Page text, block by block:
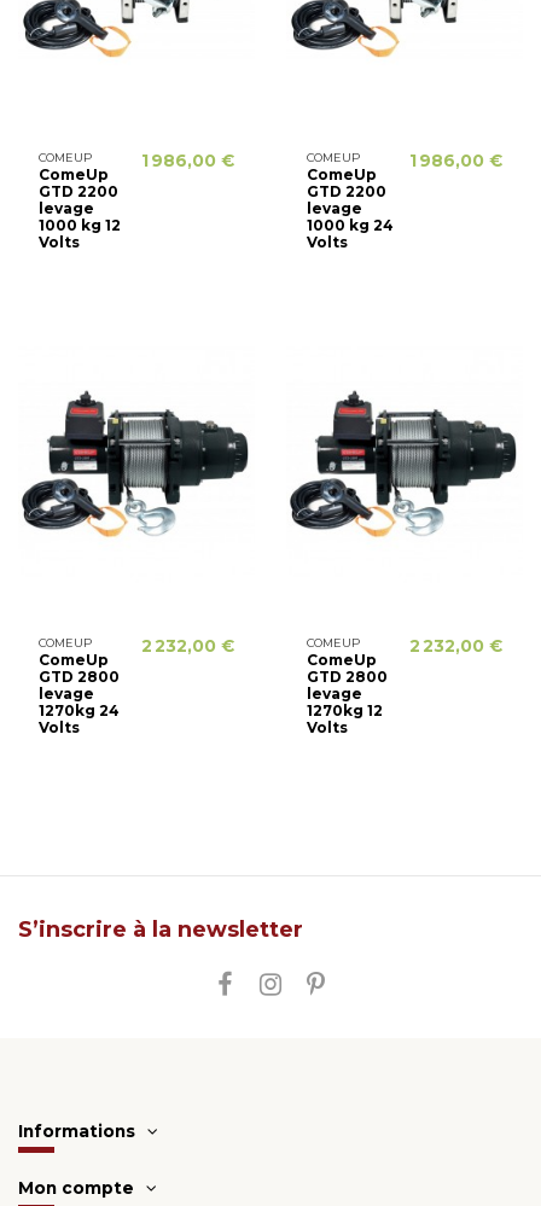
COMEUP
ComeUp
GTD 2200
levage
1000 kg 12
Volts
1 986,00 € COMEUP
ComeUp
GTD 2200
levage
1000 kg 24
Volts
1 986,00 €
COMEUP
ComeUp
GTD 2800
levage
1270kg 24
Volts
2 232,00 € COMEUP
ComeUp
GTD 2800
levage
1270kg 12
Volts
2 232,00 €
S’inscrire à la newsletter
Informations
Mon compte